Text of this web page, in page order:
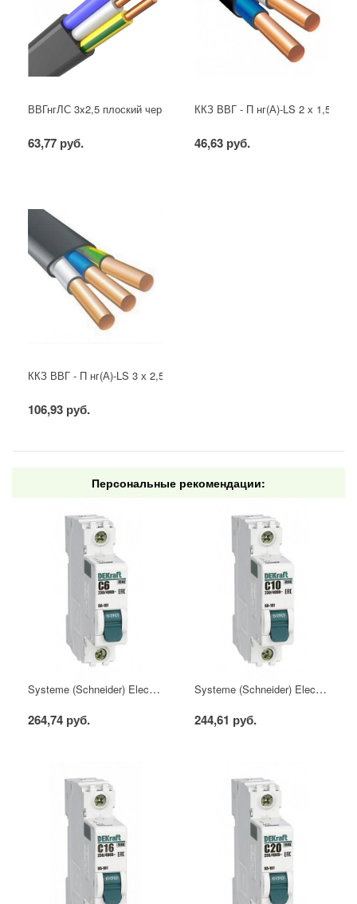
ВВГнгЛС 3x2,5 плоский черный
63,77 руб.
ККЗ ВВГ - П нг(А)-LS 2 х 1,5
46,63 руб.
ККЗ ВВГ - П нг(А)-LS 3 х 2,5 ГОСТ
106,93 руб.
Персональные рекомендации:
Systeme (Schneider) Electric Автоматический выключатель DEKraft 1Р 6А х-ка C ВА-101 4,5кА
264,74 руб.
Systeme (Schneider) Electric Автоматический выключатель DEKraft 1Р 10А х-ка C ВА-101 4,5кА
244,61 руб.